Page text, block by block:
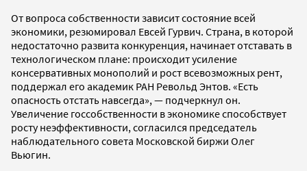
От вопроса собственности зависит состояние всей
экономики, резюмировал Евсей Гурвич. Страна, в которой
недостаточно развита конкуренция, начинает отставать в
технологическом плане: происходит усиление
консервативных монополий и рост всевозможных рент,
поддержал его академик РАН Револьд Энтов. «Есть
опасность отстать навсегда», — подчеркнул он.
Увеличение госсобственности в экономике способствует
росту неэффективности, согласился председатель
наблюдательного совета Московской биржи Олег
Вьюгин.